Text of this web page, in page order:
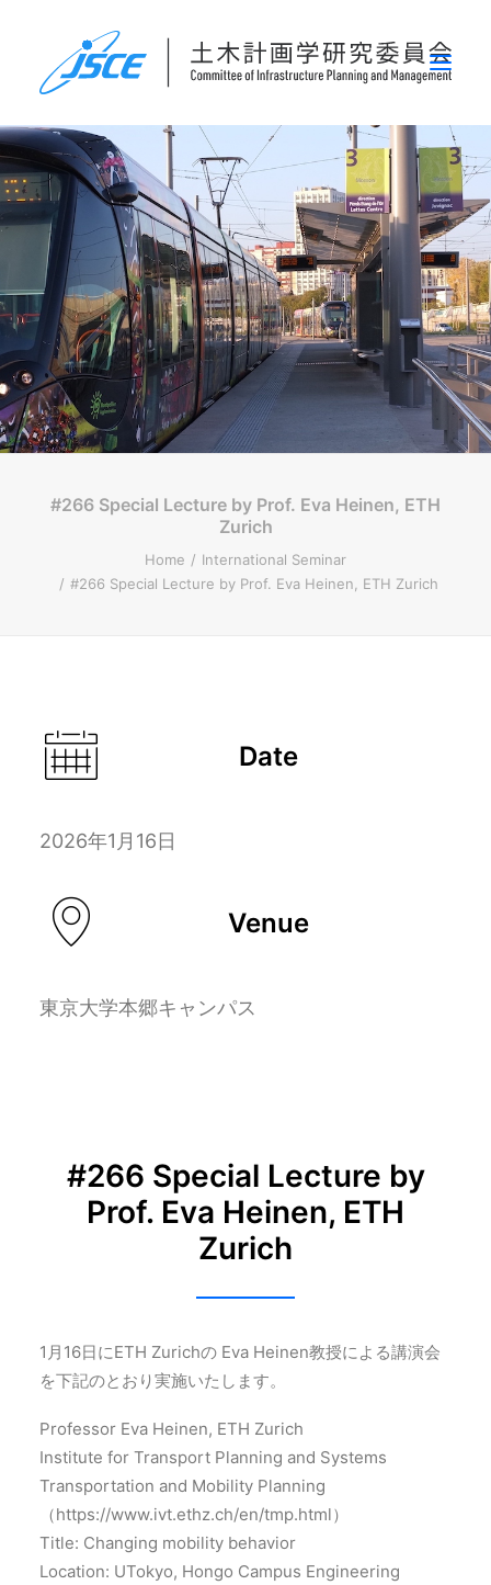
ホーム
委員会概要
研究発表会
論文集・刊行物
行事案内
表彰
災害関連調査情報
リンク
#266 Special Lecture by Prof. Eva Heinen, ETH
Zurich
Home
International Seminar
#266 Special Lecture by Prof. Eva Heinen, ETH Zurich
Date
2026年1月16日
Venue
東京大学本郷キャンパス
#266 Special Lecture by
Prof. Eva Heinen, ETH
Zurich
1月16日にETH Zurichの Eva Heinen教授による講演会
を下記のとおり実施いたします。
Professor Eva Heinen, ETH Zurich
Institute for Transport Planning and Systems
Transportation and Mobility Planning
（https://www.ivt.ethz.ch/en/tmp.html）
Title: Changing mobility behavior
Location: UTokyo, Hongo Campus Engineering